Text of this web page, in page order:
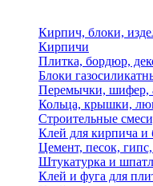
Кирпич, блоки,
Кирпичи
Плитка, бордюр,
Блоки
Перемычки, шифер,
Кольца, крышки,
Строительные
Клей для кирпича и
Цемент, песок,
Штукатурка и
Клей и фуга для